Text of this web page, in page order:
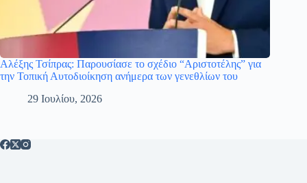
Αλέξης Τσίπρας: Παρουσίασε το σχέδιο “Αριστοτέλης” για
την Τοπική Αυτοδιοίκηση ανήμερα των γενεθλίων του
29 Ιουλίου, 2026